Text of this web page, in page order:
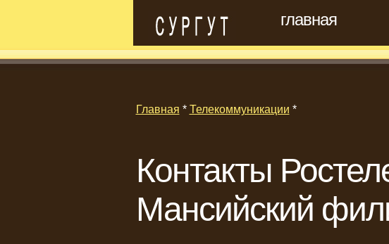
главная
Главная * Телекоммуникации *
Контакты
Мансийский